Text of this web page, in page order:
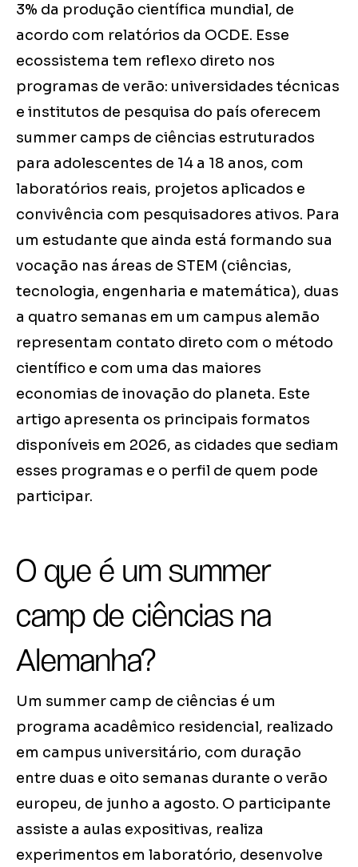
3% da produção científica mundial, de
acordo com relatórios da OCDE. Esse
ecossistema tem reflexo direto nos
programas de verão: universidades técnicas
e institutos de pesquisa do país oferecem
summer camps de ciências estruturados
para adolescentes de 14 a 18 anos, com
laboratórios reais, projetos aplicados e
convivência com pesquisadores ativos. Para
um estudante que ainda está formando sua
vocação nas áreas de STEM (ciências,
tecnologia, engenharia e matemática), duas
a quatro semanas em um campus alemão
representam contato direto com o método
científico e com uma das maiores
economias de inovação do planeta. Este
artigo apresenta os principais formatos
disponíveis em 2026, as cidades que sediam
esses programas e o perfil de quem pode
participar.
O que é um summer
camp de ciências na
Alemanha?
Um summer camp de ciências é um
programa acadêmico residencial, realizado
em campus universitário, com duração
entre duas e oito semanas durante o verão
europeu, de junho a agosto. O participante
assiste a aulas expositivas, realiza
experimentos em laboratório, desenvolve